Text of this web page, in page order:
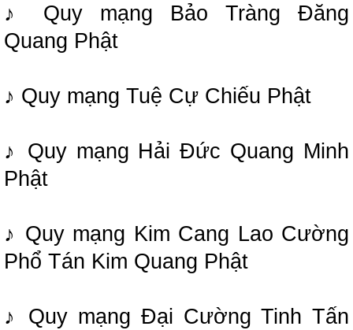
♪ Quy mạng Bảo Tràng Đăng
Quang Phật
♪ Quy mạng Tuệ Cự Chiếu Phật
♪ Quy mạng Hải Đức Quang Minh
Phật
♪ Quy mạng Kim Cang Lao Cường
Phổ Tán Kim Quang Phật
♪ Quy mạng Đại Cường Tinh Tấn